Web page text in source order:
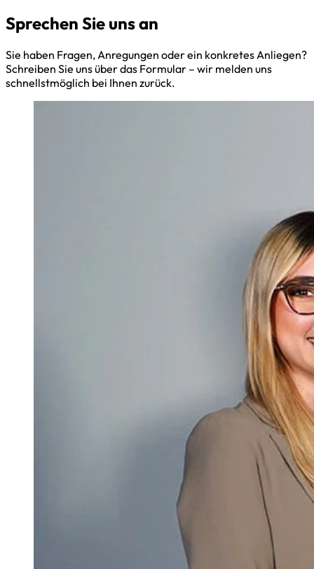
Sprechen Sie uns an
Sie haben Fragen, Anregungen oder ein konkretes Anliegen?
Schreiben Sie uns über das Formular – wir melden uns
schnellstmöglich bei Ihnen zurück.